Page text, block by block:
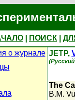
ПОИСК
о журнале JETP,
The
B.M. Vul